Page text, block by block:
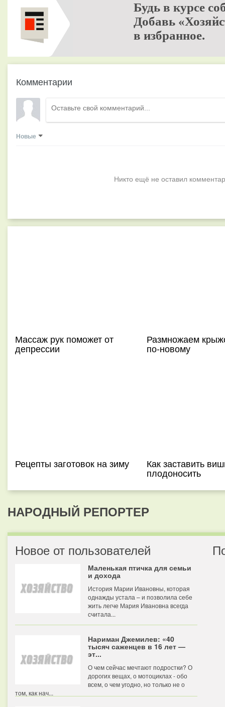
Будь в курсе
Добавь
в избранное.
Комментарии
Новые
Никто ещё не оставил
Массаж рук поможет от
депрессии
Размножаем
по-новому
Рецепты заготовок на зиму Как заставить
плодоносить
НАРОДНЫЙ РЕПОРТЕР
Новое от пользователей
Маленькая птичка для семьи
и дохода
История Марии Ивановны, которая
однажды устала – и позволила себе
жить легче Мария Ивановна всегда
считала...
Нариман Джемилев: «40
тысяч саженцев в 16 лет —
эт...
О чем сейчас мечтают подростки? О
дорогих вещах, о мотоциклах - обо
всем, о чем угодно, но только не о
том, как нач...